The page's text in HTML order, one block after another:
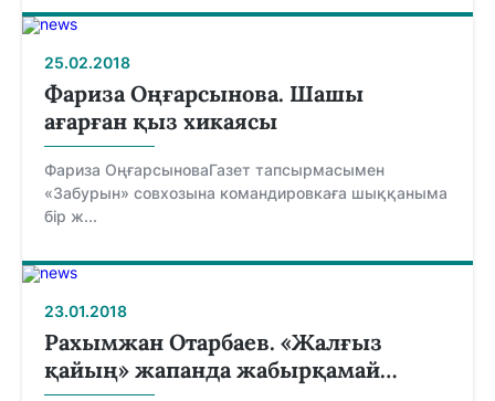
25.02.2018
​Фариза Оңғарсынова. Шашы
ағарған қыз хикаясы
Фариза ОңғарсыноваГазет тапсырмасымен
«Забурын» совхозына командировкаға шыққаныма
бір ж...
23.01.2018
Рахымжан Отарбаев. «Жалғыз
қайың» жапанда жабырқамай…